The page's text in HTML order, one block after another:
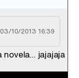
03/10/2013 16:39
jajajaja